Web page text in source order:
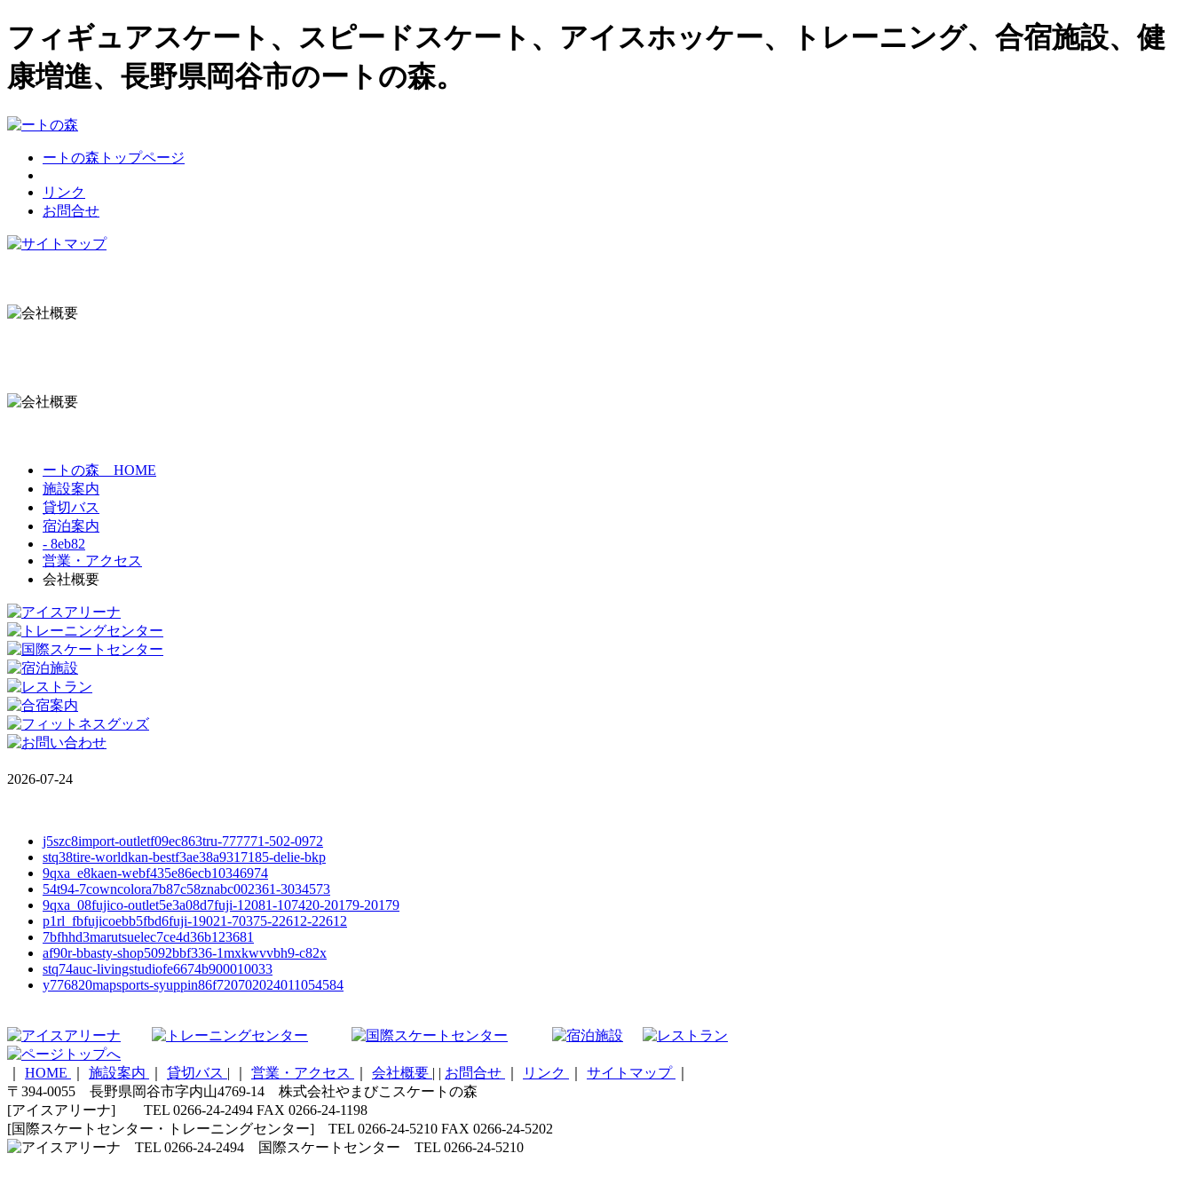
フィギュアスケート、スピードスケート、アイスホッケー、トレーニング、合宿施設、健
康増進、長野県岡谷市のートの森。
ートの森トップページ
リンク
お問合せ
ートの森 HOME
施設案内
貸切バス
宿泊案内
- 8eb82
営業・アクセス
会社概要
2026-07-24
j5szc8import-outletf09ec863tru-777771-502-0972
stq38tire-worldkan-bestf3ae38a9317185-delie-bkp
9qxa_e8kaen-webf435e86ecb10346974
54t94-7cowncolora7b87c58znabc002361-3034573
9qxa_08fujico-outlet5e3a08d7fuji-12081-107420-20179-20179
p1rl_fbfujicoebb5fbd6fuji-19021-70375-22612-22612
7bfhhd3marutsuelec7ce4d36b123681
af90r-bbasty-shop5092bbf336-1mxkwvvbh9-c82x
stq74auc-livingstudiofe6674b900010033
y776820mapsports-syuppin86f720702024011054584
HOME 施設案内 貸切バス | 営業・アクセス 会社概要 | | お問合せ リンク サイトマップ
〒394-0055 長野県岡谷市字内山4769-14 株式会社やまびこスケートの森
[アイスアリーナ] TEL 0266-24-2494 FAX 0266-24-1198
[国際スケートセンター・トレーニングセンター] TEL 0266-24-5210 FAX 0266-24-5202